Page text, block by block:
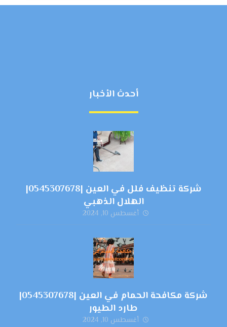
أحدث الأخبار
شركة تنظيف فلل في العين |0545307678|
الهلال الذهبي
أغسطس 10, 2024
شركة مكافحة الحمام في العين |0545307678|
طارد الطيور
أغسطس 10, 2024